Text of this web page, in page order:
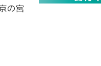
の宮